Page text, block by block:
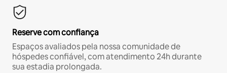
Reserve com confiança
Espaços avaliados pela nossa comunidade de
hóspedes confiável, com atendimento 24h durante
sua estadia prolongada.